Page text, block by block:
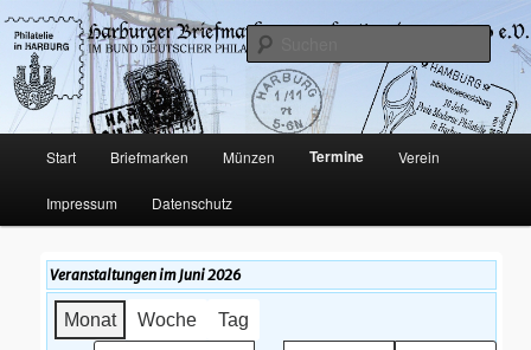
Harburger Briefmarkensammler-
Verein von 1920 e.V.
Philatelie und Münzen in Hamburg-Harburg
Zum
Inhalt
wechseln
Start Briefmarken Münzen Termine Verein
Impressum Datenschutz
Veranstaltungen im Juni 2026
Monat Woche Tag